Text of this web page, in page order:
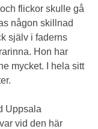
flickor skulle gå
någon skillnad
själv i faderns
Hon har
mycket. I hela sitt
Uppsala
vid den här